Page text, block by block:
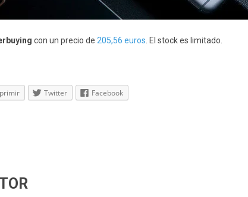
con un precio de 205,56 euros . El stock es limitado.
Twitter Facebook